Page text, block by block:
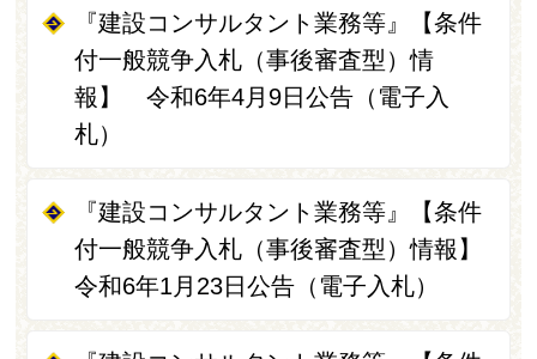
『建設コンサルタント業務等』【条件
付一般競争入札（事後審査型）情
報】 令和6年4月9日公告（電子入
札）
『建設コンサルタント業務等』【条件
付一般競争入札（事後審査型）情報】
令和6年1月23日公告（電子入札）